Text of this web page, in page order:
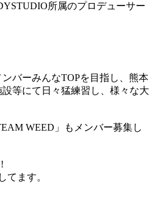
所属のプロデューサー
バーみんなTOPを目指し、熊本
等にて日々猛練習し、様々な大
WEED」もメンバー募集し
てます。